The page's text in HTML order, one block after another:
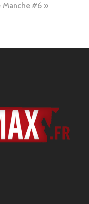
Manche #6